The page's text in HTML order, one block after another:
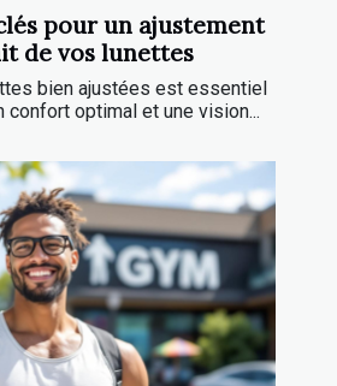
pour un ajustement
de vos lunettes
bien ajustées est essentiel
confort optimal et une vision...